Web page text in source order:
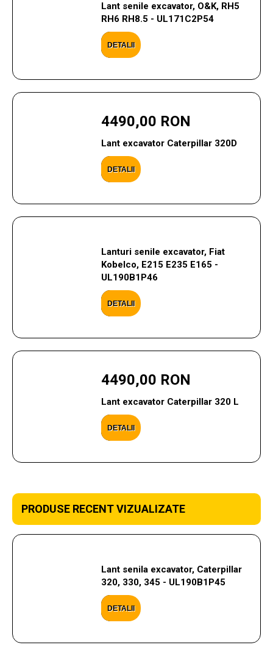
Lant senile excavator, O&K, RH5
RH6 RH8.5 - UL171C2P54
DETALII
4490,00 RON
Lant excavator Caterpillar 320D
DETALII
Lanturi senile excavator, Fiat
Kobelco, E215 E235 E165 -
UL190B1P46
DETALII
4490,00 RON
Lant excavator Caterpillar 320 L
DETALII
PRODUSE RECENT VIZUALIZATE
Lant senila excavator, Caterpillar
320, 330, 345 - UL190B1P45
DETALII